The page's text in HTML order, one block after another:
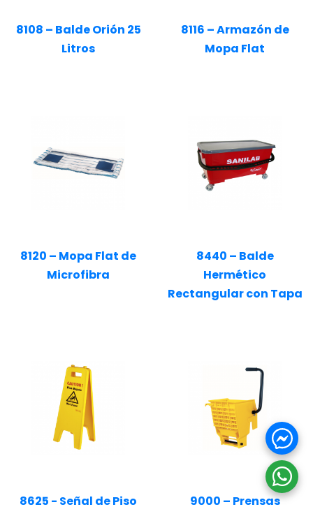
8108 – Balde Orión 25
Litros
8116 – Armazón de
Mopa Flat
8120 – Mopa Flat de
Microfibra
8440 – Balde
Hermético
Rectangular con Tapa
8625 - Señal de Piso 9000 – Prensas